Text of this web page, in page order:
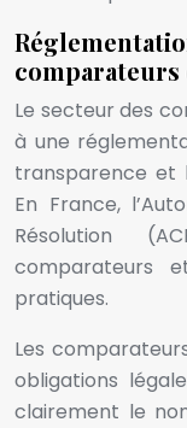
comparateurs
Le secteur des
à une
transparence et
En France,
Résolution
comparateurs
pratiques.
Les
obligations
clairement le